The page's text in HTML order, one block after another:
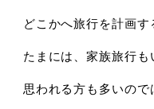
どこかへ旅行を計画す
たまには、家族旅行も
思われる方も多いので